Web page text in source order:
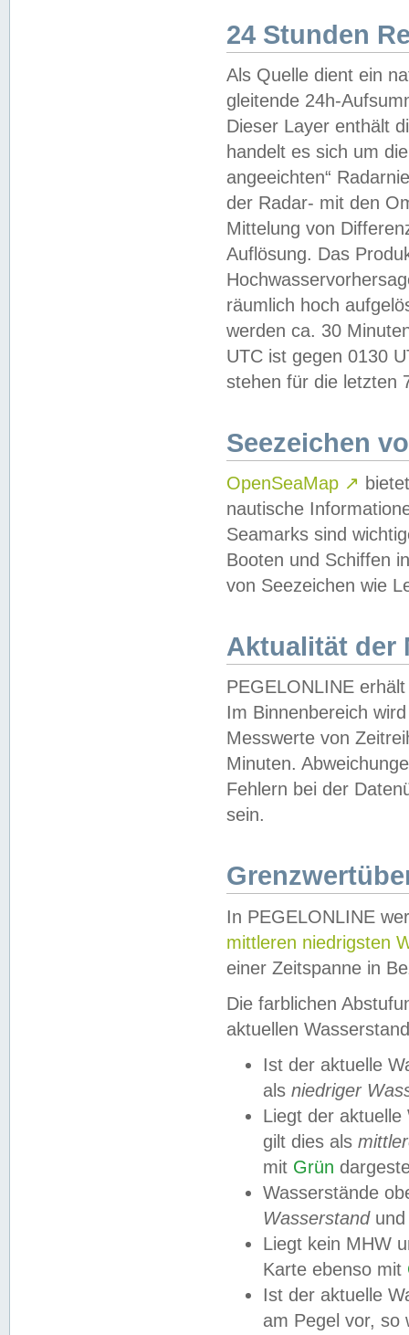
24 Stunden
Als Quelle dient ein
gleitende 24h-
Dieser Layer enthält
handelt es sich um
angeeichten“
der Radar- mit den
Mittelung von
Auflösung. Das
räumlich hoch
werden ca. 30
UTC ist gegen 0130
stehen für die letzten
Seezeichen
OpenSeaMap ↗
nautische
Seamarks sind
Booten und Schiffen
von Seezeichen wie
Aktualität der
PEGELONLINE
Im Binnenbereich
Messwerte von
Minuten.
Fehlern bei der
sein.
In PEGELONLINE
mittleren niedrigsten
einer Zeitspanne in
Die farblichen
aktuellen
Ist der aktuelle
als niedriger
Liegt der
gilt dies als
mit Grün
Wasserstände
Wasserstandund
Liegt kein MHW
Karte ebenso mit
Ist der aktuelle
am Pegel vor,